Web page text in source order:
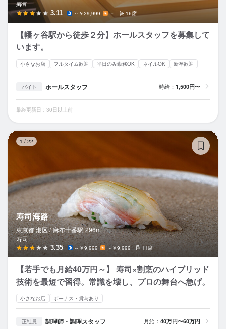
寿司
3.11 ～￥29,999 － 16席
【幡ヶ谷駅から徒歩２分】ホールスタッフを募集して
います。
小さなお店 フルタイム歓迎 平日のみ勤務OK ネイルOK 新卒歓迎
バイト ホールスタッフ 時給： 1,500円〜
最終更新日：30日以上前
1 / 22
寿司海路
東京都 港区 / 麻布十番駅 296m
寿司
3.35 ～￥9,999 ～￥9,999 11席
【若手でも月給40万円～】 寿司×割烹のハイブリッド
技術を最短で習得。常識を壊し、プロの舞台へ急げ。
小さなお店 ボーナス・賞与あり
正社員 調理師・調理スタッフ 月給： 40万円〜60万円